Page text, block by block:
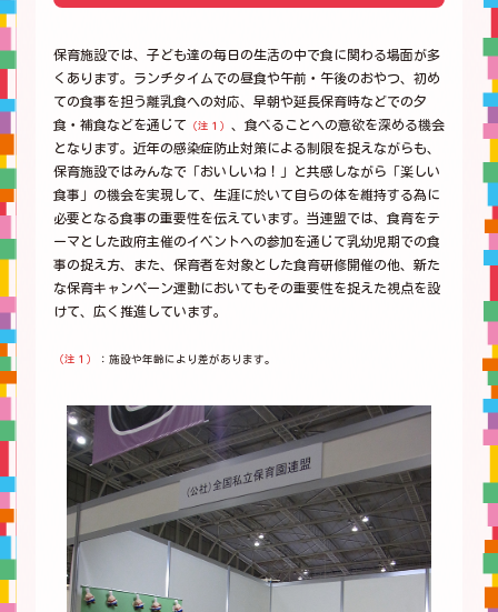
保育施設では、子ども達の毎日の生活の中で食に関わる場面が多
くあります。ランチタイムでの昼食や午前・午後のおやつ、初め
ての食事を担う離乳食への対応、早朝や延長保育時などでの夕
食・補食などを通じて
（注１）
、食べることへの意欲を深める機会
となります。近年の感染症防止対策による制限を捉えながらも、
保育施設ではみんなで「おいしいね！」と共感しながら「楽しい
食事」の機会を実現して、生涯に於いて自らの体を維持する為に
必要となる食事の重要性を伝えています。当連盟では、食育をテ
ーマとした政府主催のイベントへの参加を通じて乳幼児期での食
事の捉え方、また、保育者を対象とした食育研修開催の他、新た
な保育キャンペーン運動においてもその重要性を捉えた視点を設
けて、広く推進しています。
（注１） ：施設や年齢により差があります。